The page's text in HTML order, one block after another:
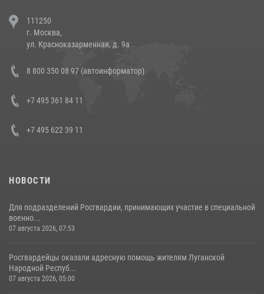
напавших на бригаду скорой помощи (видео)
14 июля 2026, 12:20
В Росгвардии прошла военно-научная конференция по обобщению
боевого опыта
111250
г. Москва,
ул. Красноказарменная, д. 9а
8 800 350 08 97 (автоинформатор)
+7 495 361 84 11
+7 495 622 39 11
НОВОСТИ
Для подразделений Росгвардии, принимающих участие в специальной
военно...
07 августа 2026, 07:53
Росгвардейцы оказали адресную помощь жителям Луганской
Народной Респуб...
07 августа 2026, 05:00